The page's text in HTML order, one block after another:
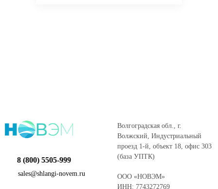
8 (800) 5505-999
sales@shlangi-novem.ru
Волгоградская обл., г.
Волжский, Индустриальный
проезд 1-й, объект 18, офис 303
(база УПТК)
ООО «НОВЭМ»
ИНН: 7743272769